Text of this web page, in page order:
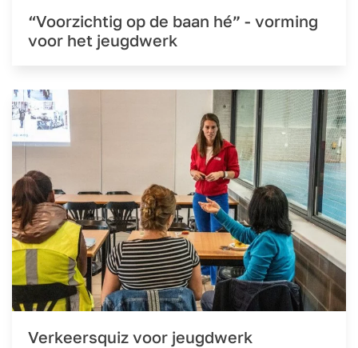
“Voorzichtig op de baan hé” - vorming
voor het jeugdwerk
Verkeersquiz voor jeugdwerk